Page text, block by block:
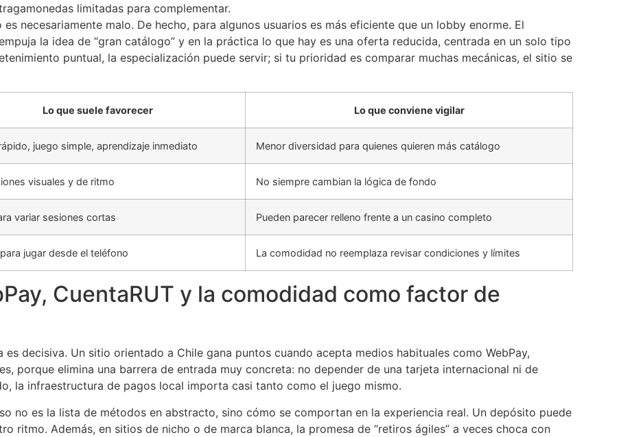
limitadas para complementar.
necesariamente malo. De hecho, para algunos usuarios es más eficiente que un lobby enorme. El
la idea de “gran catálogo” y en la práctica lo que hay es una oferta reducida, centrada en un solo tipo
puntual, la especialización puede servir; si tu prioridad es comparar muchas mecánicas, el sitio se
Lo que suele favorecer Lo que conviene vigilar
juego simple, aprendizaje inmediato Menor diversidad para quienes quieren más catálogo
visuales y de ritmo No siempre cambian la lógica de fondo
variar sesiones cortas Pueden parecer relleno frente a un casino completo
jugar desde el teléfono La comodidad no reemplaza revisar condiciones y límites
CuentaRUT y la comodidad como factor de
decisiva. Un sitio orientado a Chile gana puntos cuando acepta medios habituales como WebPay,
porque elimina una barrera de entrada muy concreta: no depender de una tarjeta internacional ni de
la infraestructura de pagos local importa casi tanto como el juego mismo.
no es la lista de métodos en abstracto, sino cómo se comportan en la experiencia real. Un depósito puede
ritmo. Además, en sitios de nicho o de marca blanca, la promesa de “retiros ágiles” a veces choca con